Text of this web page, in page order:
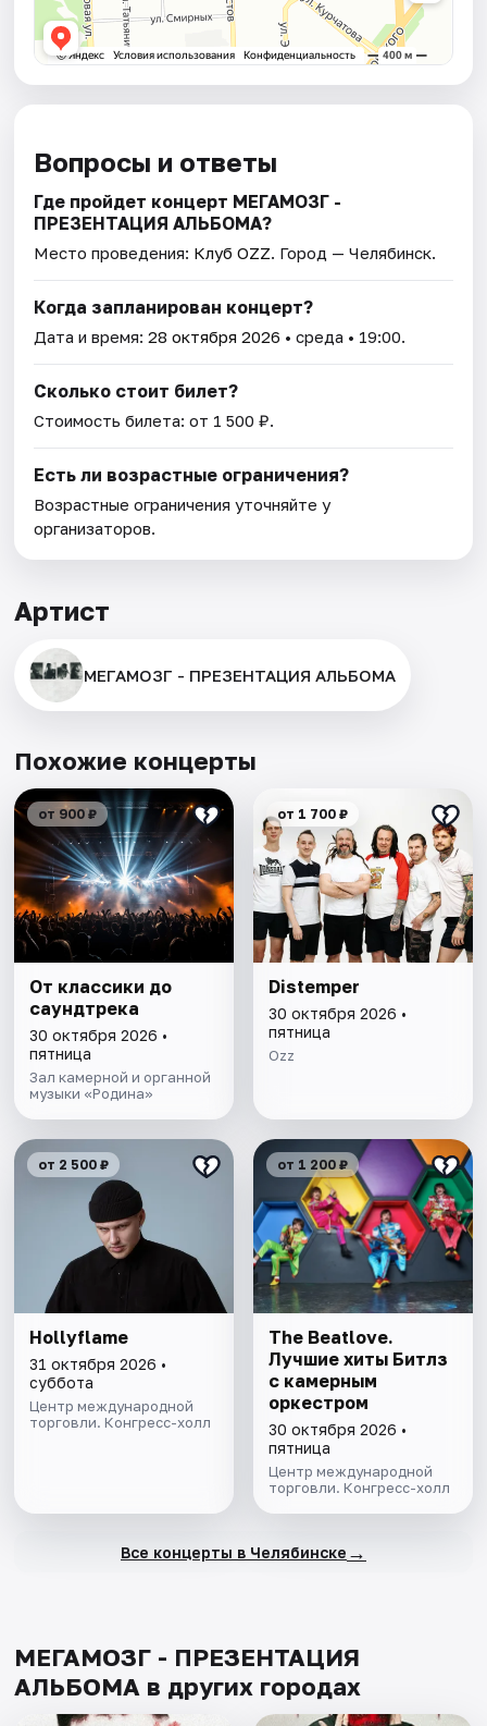
Вопросы и ответы
Где пройдет концерт МЕГАМОЗГ -
ПРЕЗЕНТАЦИЯ АЛЬБОМА?
Место проведения: Клуб OZZ. Город — Челябинск.
Когда запланирован концерт?
Дата и время:28 октября 2026 • среда • 19:00.
Сколько стоит билет?
Стоимость билета: от 1 500 ₽.
Есть ли возрастные ограничения?
Возрастные ограничения уточняйте у
организаторов.
Артист
МЕГАМОЗГ - ПРЕЗЕНТАЦИЯ АЛЬБОМА
Похожие концерты
от 900 ₽
От классики до
саундтрека
30 октября 2026 •
пятница
Зал камерной и органной
музыки «Родина»
от 1 700 ₽
Distemper
30 октября 2026 •
пятница
Ozz
от 2 500 ₽
Hollyflame
31 октября 2026 •
суббота
Центр международной
торговли. Конгресс-холл
от 1 200 ₽
The Beatlove.
Лучшие хиты Битлз
с камерным
оркестром
30 октября 2026 •
пятница
Центр международной
торговли. Конгресс-холл
Все концерты в Челябинске →
МЕГАМОЗГ - ПРЕЗЕНТАЦИЯ
АЛЬБОМА в других городах